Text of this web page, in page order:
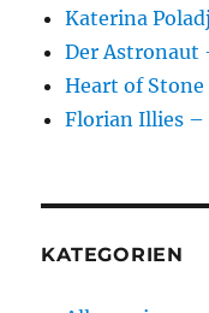
Katerina
Der Astronaut
Heart of Stone
Florian Illies –
KATEGORIEN